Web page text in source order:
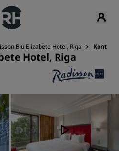
Blu Elizabete Hotel, Riga Kontakt
Hotel, Riga